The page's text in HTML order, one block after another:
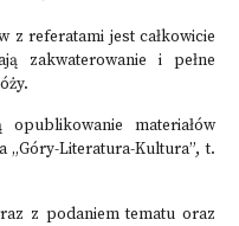
z referatami jest całkowicie
zakwaterowanie i pełne
materiałów
„Góry-Literatura-Kultura”, t.
z podaniem tematu oraz